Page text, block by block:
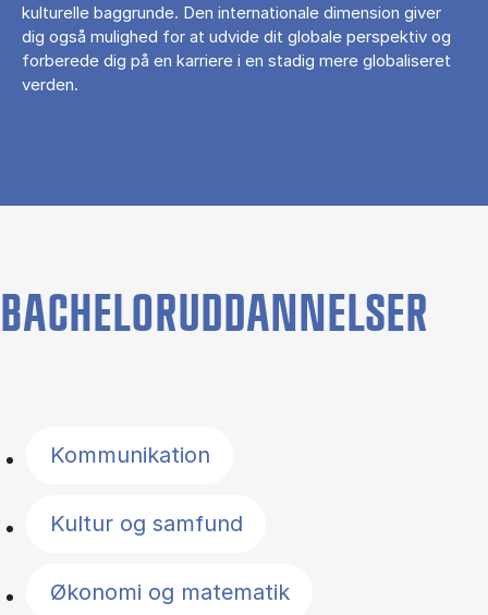
kulturelle baggrunde. Den internationale dimension giver
dig også mulighed for at udvide dit globale perspektiv og
forberede dig på en karriere i en stadig mere globaliseret
verden.
BACHELORUDDANNELSER
Kommunikation
Kultur og samfund
Økonomi og matematik